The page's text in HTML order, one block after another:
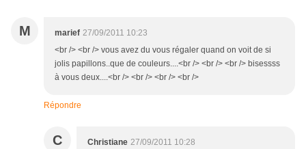
M marief 27/09/2011 10:23
<br /> <br /> vous avez du vous régaler quand on voit de si
jolis papillons..que de couleurs....<br /> <br /> <br /> bisessss
à vous deux....<br /> <br /> <br /> <br />
Répondre
C Christiane 27/09/2011 10:28